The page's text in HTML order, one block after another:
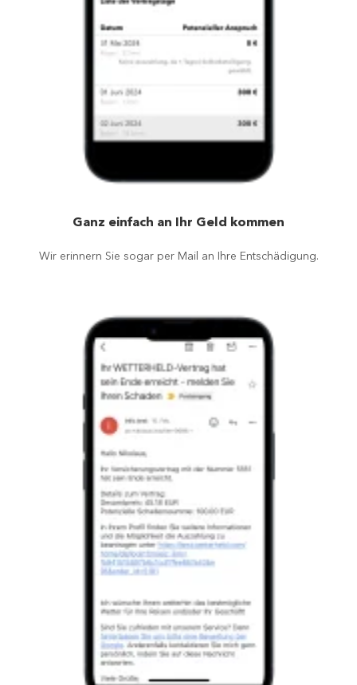
Ganz einfach an Ihr Geld kommen
Wir erinnern Sie sogar per Mail an Ihre Entschädigung.